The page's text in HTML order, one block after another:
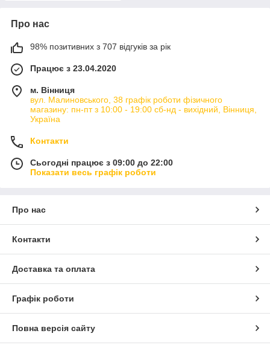
Про нас
98% позитивних з 707 відгуків за рік
Працює з 23.04.2020
м. Вінниця
вул. Малиновського, 38 графік роботи фізичного
магазину: пн-пт з 10:00 - 19:00 сб-нд - вихідний, Вінниця,
Україна
Контакти
Сьогодні працює з 09:00 до 22:00
Показати весь графік роботи
Про нас
Контакти
Доставка та оплата
Графік роботи
Повна версія сайту